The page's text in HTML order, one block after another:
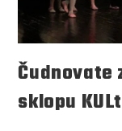
Čudnovate
sklopu